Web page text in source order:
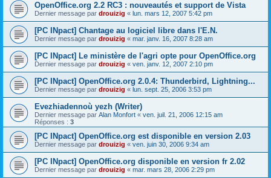
OpenOffice.org 2.2 RC3 : nouveautés et support de Vista
Dernier message par drouizig « lun. mars 12, 2007 5:42 pm
[PC INpact] Chantage au logiciel libre dans l'E.N.
Dernier message par drouizig « mar. janv. 16, 2007 8:28 am
[PC INpact] Le ministère de l'agri opte pour OpenOffice.org
Dernier message par drouizig « ven. janv. 12, 2007 2:10 pm
[PC INpact] OpenOffice.org 2.0.4: Thunderbird, Lightning...
Dernier message par drouizig « lun. sept. 25, 2006 3:53 pm
Evezhiadennoù yezh (Writer)
Dernier message par Alan Monfort « ven. juil. 21, 2006 12:15 am
Réponses : 3
[PC INpact] OpenOffice.org est disponible en version 2.03
Dernier message par drouizig « ven. juin 30, 2006 9:34 am
[PC INpact] OpenOffice.org disponible en version fr 2.02
Dernier message par drouizig « mar. mars 28, 2006 2:29 pm